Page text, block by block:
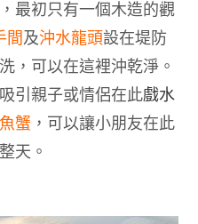
，最初只有一個木造的觀
間及沖水龍頭設在堤防
，可以在這裡沖乾淨。
引親子或情侶在此戲水
蟹 ，可以讓小朋友在此
天。